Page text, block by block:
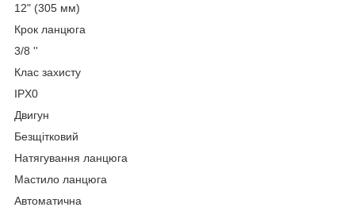
12" (305 мм)
Крок ланцюга
3/8 ''
Клас захисту
IPX0
Двигун
Безщітковий
Натягування ланцюга
Мастило ланцюга
Автоматична